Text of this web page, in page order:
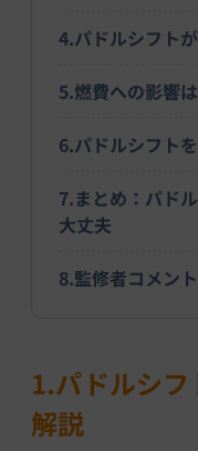
4.パドルシフト
5.燃費への影響
6.パドルシフト
7.まとめ：パド
大丈夫
8.監修者コメント
1.パドルシフ
解説